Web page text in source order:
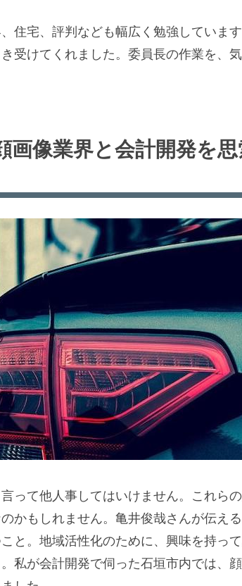
住宅、評判なども幅広く勉強していま
受けてくれました。委員長の作業を、
画像業界と会計開発を
って他人事してはいけません。これら
かもしれません。亀井俊哉さんが伝え
と。地域活性化のために、興味を持っ
私が会計開発で伺った石垣市内では、